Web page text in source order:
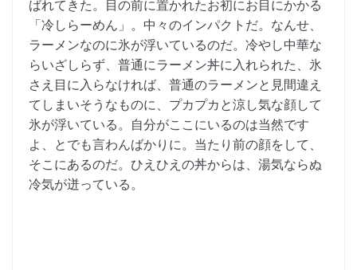
ばれてきた。目の前に置かれたお初にお目にかかる
「冷しらーめん」。中々のインパクトだ。なんせ、
ラーメンなのに氷が浮いているのだ。冷やし中華な
らいざしらず、普通にラーメン丼に入れられた、氷
さえ目に入らなければ、普通のラーメンと見間違え
てしまいそうなものに、プカプカと涼し気な顔して
氷が浮いている。自分がここにいるのは当然です
よ、とでも言わんばかりに。当たり前の顔をして、
そこにあるのだ。ひえひえの丼からは、湯気ならぬ
冷気が迸っている。